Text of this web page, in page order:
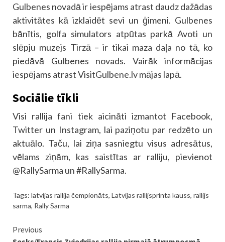
Gulbenes novadā ir iespējams atrast daudz dažādas
aktivitātes kā izklaidēt sevi un ģimeni. Gulbenes
bānītis, golfa simulators atpūtas parkā Avoti un
slēpju muzejs Tirzā – ir tikai maza daļa no tā, ko
piedāvā Gulbenes novads. Vairāk informācijas
iespējams atrast VisitGulbene.lv mājas lapā.
Sociālie tīkli
Visi rallija fani tiek aicināti izmantot Facebook,
Twitter un Instagram, lai paziņotu par redzēto un
aktuālo. Taču, lai ziņa sasniegtu visus adresātus,
vēlams ziņām, kas saistītas ar ralliju, pievienot
@RallySarma un #RallySarma.
Tags: latvijas rallija čempionāts, Latvijas rallijsprinta kauss, rallijs
sarma, Rally Sarma
Continue
Previous